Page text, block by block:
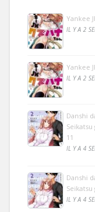
Yankee
IL Y A 2
Yankee
IL Y A 2
Danshi
11
IL Y A 4
Danshi
IL Y A 4